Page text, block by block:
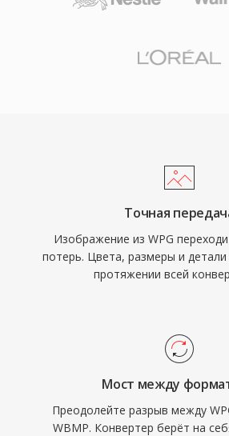
Точная
Изображение из WPG
потерь. Цвета, размеры и
протяжении всей
Мост между
Преодолейте разрыв между
WBMP. Конвертер берёт на